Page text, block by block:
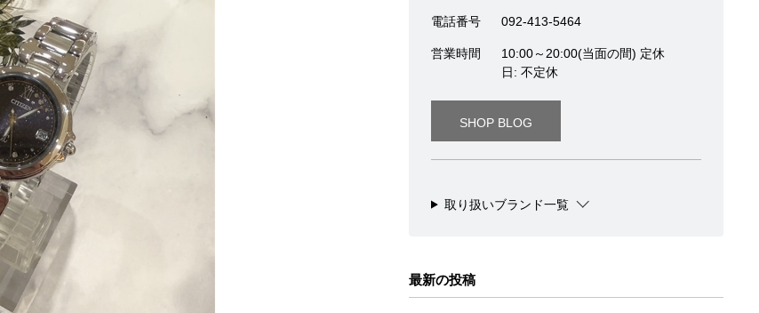
電話番号 092-413-5464
営業時間
10:00～20:00(当面の間) 定休
日: 不定休
SHOP BLOG
取り扱いブランド一覧
最新の投稿